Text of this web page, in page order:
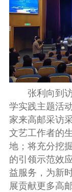
张利 向到
学实践主题活
家来高邮采访
文艺工作者的
地； 将充分挖
的引领示范效
益服务，为新
展贡献更多高